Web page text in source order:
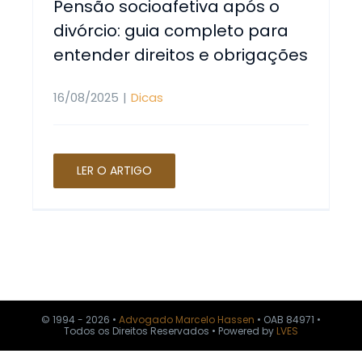
Política
Pensão socioafetiva após o
divórcio: guia completo para
entender direitos e obrigações
16/08/2025 | Dicas
LER O ARTIGO
© 1994 - 2026 • Advogado Marcelo Hassen • OAB 84971 •
Todos os Direitos Reservados • Powered by LVES